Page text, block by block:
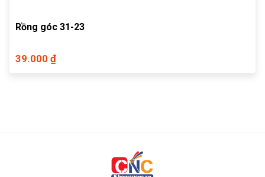
Rồng góc 31-23
39.000 ₫